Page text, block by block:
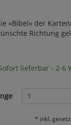
»Bibel« der
Richtung
lieferbar - 2-6
* inkl.